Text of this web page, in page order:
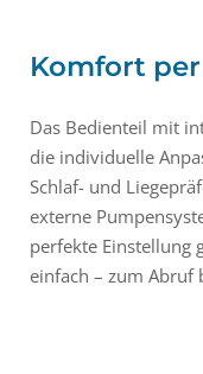
Komfort
Das Bedienteil mit
die individuelle
Schlaf- und
externe
perfekte Einstellung
einfach – zum Abruf